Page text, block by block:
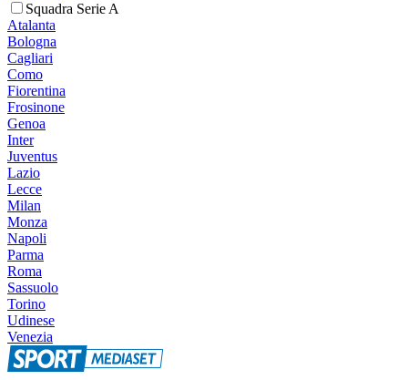
Squadra Serie A
Atalanta
Bologna
Cagliari
Como
Fiorentina
Frosinone
Genoa
Inter
Juventus
Lazio
Lecce
Milan
Monza
Napoli
Parma
Roma
Sassuolo
Torino
Udinese
Venezia